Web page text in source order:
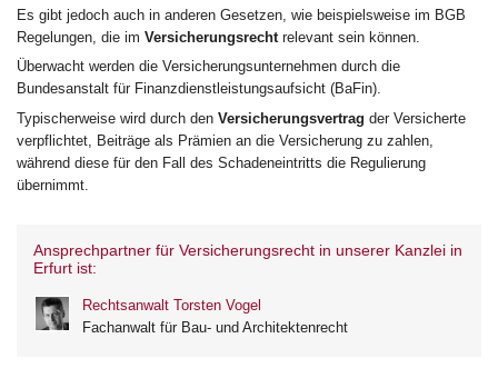
Es gibt jedoch auch in anderen Gesetzen, wie beispielsweise im BGB
Regelungen, die im Versicherungsrecht relevant sein können.
Überwacht werden die Versicherungsunternehmen durch die
Bundesanstalt für Finanzdienstleistungsaufsicht (BaFin).
Typischerweise wird durch den Versicherungsvertrag der Versicherte
verpflichtet, Beiträge als Prämien an die Versicherung zu zahlen,
während diese für den Fall des Schadeneintritts die Regulierung
übernimmt.
Ansprechpartner für Versicherungsrecht in unserer Kanzlei in
Erfurt ist:
Rechtsanwalt Torsten Vogel
Fachanwalt für Bau- und Architektenrecht